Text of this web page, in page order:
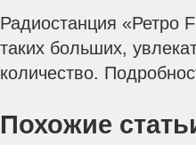
Радиостанция «Ретро
таких больших,
количество.
Похожие